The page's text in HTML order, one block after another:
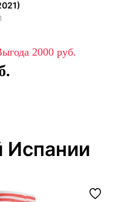
2000
Испании